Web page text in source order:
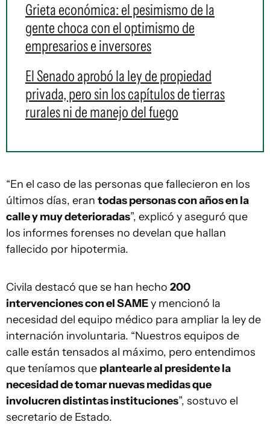
Grieta económica: el pesimismo de la
gente choca con el optimismo de
empresarios e inversores
El Senado aprobó la ley de propiedad
privada, pero sin los capítulos de tierras
rurales ni de manejo del fuego
“En el caso de las personas que fallecieron en los
últimos días, eran todas personas con años en la
calle y muy deterioradas”, explicó y aseguró que
los informes forenses no develan que hallan
fallecido por hipotermia.
Civila destacó que se han hecho 200
intervenciones con el SAMEy mencionó la
necesidad del equipo médico para ampliar la ley de
internación involuntaria. “Nuestros equipos de
calle están tensados al máximo, pero entendimos
que teníamos que plantearle al presidente la
necesidad de tomar nuevas medidas que
involucren distintas instituciones”, sostuvo el
secretario de Estado.